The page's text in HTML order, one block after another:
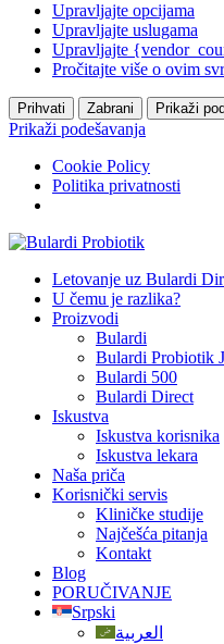
Upravljajte opcijama
Upravljajte uslugama
Upravljajte
Pročitajte više o ovim
Prihvati Zabrani Prikaži
Prikaži podešavanja
Cookie Policy
Politika privatnosti
Letovanje uz Bulardi
U čemu je razlika?
Proizvodi
Bulardi
Bulardi Probiotik
Bulardi 500
Bulardi Direct
Iskustva
Iskustva korisnika
Iskustva lekara
Naša priča
Korisnički servis
Kliničke studije
Najčešća pitanja
Kontakt
Blog
PORUČIVANJE
Srpski
العربية